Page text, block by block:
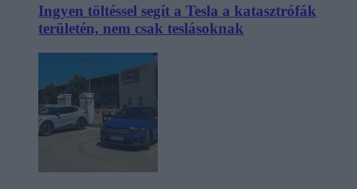
Ingyen töltéssel segít a Tesla a katasztrófák
területén, nem csak teslásoknak